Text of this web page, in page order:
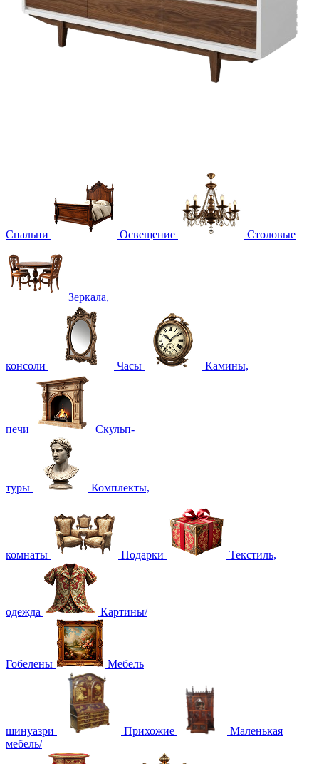
Спальни Освещение Столовые
Зеркала,
консоли Часы Камины,
печи Скульп-
туры Комплекты,
комнаты Подарки Текстиль,
одежда Картины/
Гобелены Мебель
шинуазри Прихожие
Маленькая
мебель/